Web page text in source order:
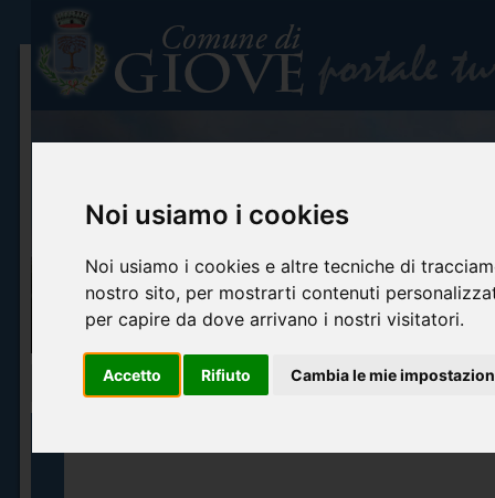
Noi usiamo i cookies
Noi usiamo i cookies e altre tecniche di
nostro sito, per mostrarti contenuti
per capire da dove arrivano i nostri visitatori.
Accetto Rifiuto Cambia le mie
Info turistiche Arte e cultura Itinerari turistici Accoglienza ed